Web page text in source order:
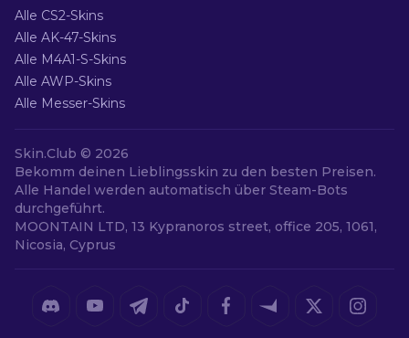
Alle CS2-Skins
Alle AK-47-Skins
Alle M4A1-S-Skins
Alle AWP-Skins
Alle Messer-Skins
Skin.Club © 2026
Bekomm deinen Lieblingsskin zu den besten Preisen.
Alle Handel werden automatisch über Steam-Bots
durchgeführt.
MOONTAIN LTD, 13 Kypranoros street, office 205, 1061,
Nicosia, Cyprus